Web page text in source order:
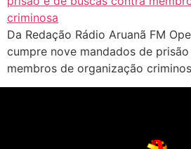
Da Redação Rádio Aruanã FM
cumpre nove mandados de
membros de organização